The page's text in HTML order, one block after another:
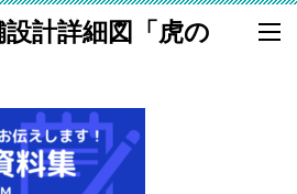
計詳細図「虎の